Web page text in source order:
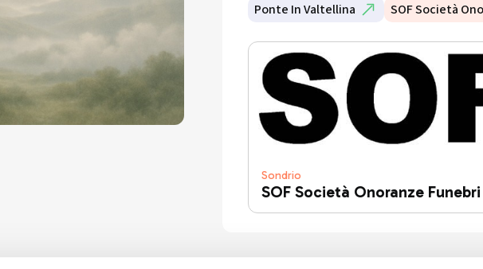
Ponte In Valtellina SOF Società
Sondrio
SOF Società Onoranze Funebri